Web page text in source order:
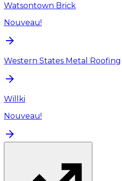
Watsontown Brick
Nouveau!
Western States Metal Roofing
Willki
Nouveau!